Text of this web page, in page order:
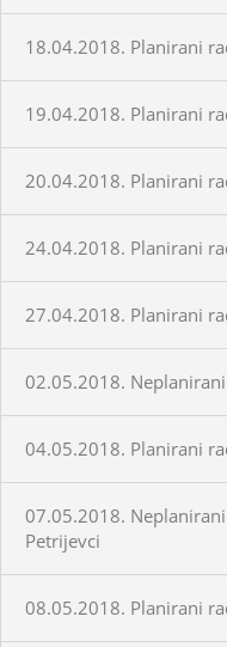
18.04.2018. Planirani
19.04.2018. Planirani
20.04.2018. Planirani
24.04.2018. Planirani
27.04.2018. Planirani
02.05.2018.
04.05.2018. Planirani
07.05.2018.
Petrijevci
08.05.2018. Planirani